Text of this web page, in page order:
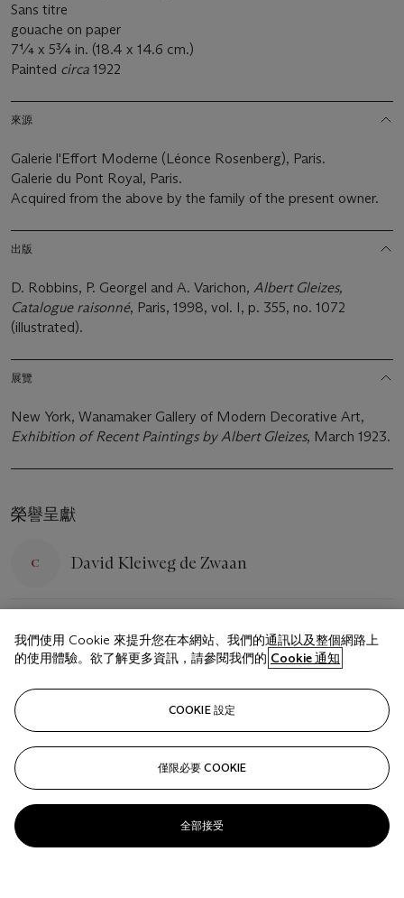
Sans titre
gouache on paper
7¼ x 5¾ in. (18.4 x 14.6 cm.)
Painted circa 1922
來源
Galerie l'Effort Moderne (Léonce Rosenberg), Paris.
Galerie du Pont Royal, Paris.
Acquired from the above by the family of the present owner.
出版
D. Robbins, P. Georgel and A. Varichon, Albert Gleizes,
Catalogue raisonné, Paris, 1998, vol. I, p. 355, no. 1072
(illustrated).
展覽
New York, Wanamaker Gallery of Modern Decorative Art,
Exhibition of Recent Paintings by Albert Gleizes, March 1923.
榮譽呈獻
David Kleiweg de Zwaan
相關文章
我們使用 Cookie 來提升您在本網站、我們的通訊以及整個網路上
的使用體驗。欲了解更多資訊，請參閱我們的 Cookie 通知
COOKIE 設定
僅限必要 COOKIE
全部接受